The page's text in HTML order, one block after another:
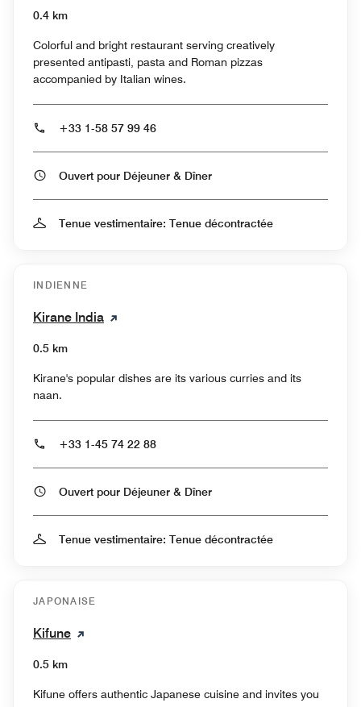
0.4 km
Colorful and bright restaurant serving creatively
presented antipasti, pasta and Roman pizzas
accompanied by Italian wines.
+33 1-58 57 99 46
Ouvert pour Déjeuner & Dîner
Tenue vestimentaire: Tenue décontractée
INDIENNE
Kirane India
0.5 km
Kirane's popular dishes are its various curries and its
naan.
+33 1-45 74 22 88
Ouvert pour Déjeuner & Dîner
Tenue vestimentaire: Tenue décontractée
JAPONAISE
Kifune
0.5 km
Kifune offers authentic Japanese cuisine and invites you